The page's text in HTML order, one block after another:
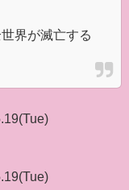
界が滅亡する